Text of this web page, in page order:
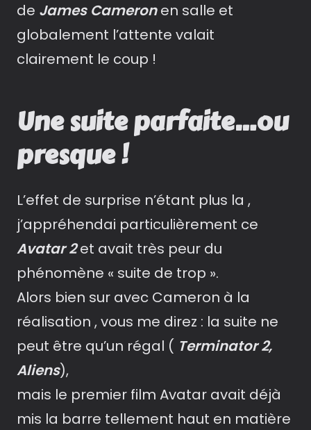
de James Cameronen salle et
globalement l’attente valait
clairement le coup !
Une suite parfaite…ou
presque !
L’effet de surprise n’étant plus la ,
j’appréhendai particulièrement ce
Avatar 2et avait très peur du
phénomène « suite de trop ».
Alors bien sur avec Cameron à la
réalisation , vous me direz : la suite ne
peut être qu’un régal ( Terminator 2,
Aliens),
mais le premier film Avatar avait déjà
mis la barre tellement haut en matière